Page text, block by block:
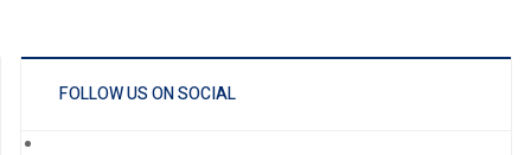
FOLLOW US ON SOCIAL